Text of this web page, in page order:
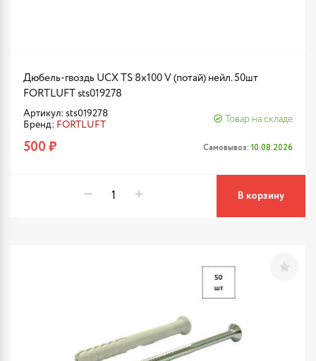
Дюбель-гвоздь UCX TS 8х100 V (потай) нейл. 50шт
FORTLUFT sts019278
Артикул: sts019278
Бренд: FORTLUFT
Товар на складе
500 ₽ Самовывоз: 10.08.2026
В корзину